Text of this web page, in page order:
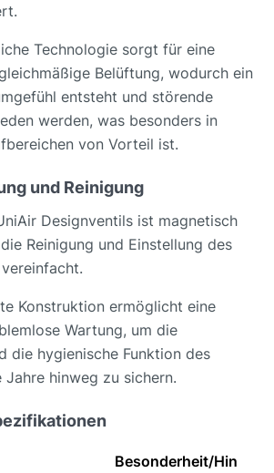
Technologie sorgt für eine
Belüftung, wodurch ein
entsteht und störende
werden, was besonders in
von Vorteil ist.
und Reinigung
Designventils ist magnetisch
Reinigung und Einstellung des
Konstruktion ermöglicht eine
Wartung, um die
die hygienische Funktion des
hinweg zu sichern.
Besonderheit/Hin